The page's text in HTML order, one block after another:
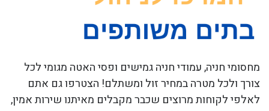
מחסומי חניה, עמודי חניה גמישים ופסי האטה מגומי לכל
צורך ולכל מטרה במחיר זול ומשתלם! הצטרפו גם אתם
לאלפי לקוחות מרוצים שכבר מקבלים מאיתנו שירות אמין,